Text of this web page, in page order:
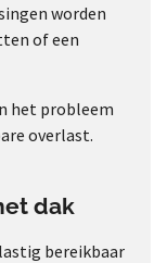
worden
of een
het probleem
overlast.
dak
bereikbaar